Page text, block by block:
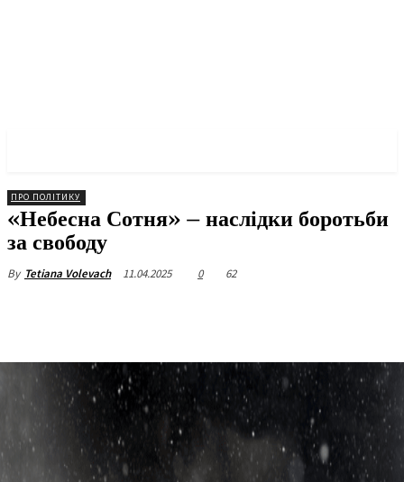
ПРО ПОЛІТИКУ
«Небесна Сотня» – наслідки боротьби
за свободу
By Tetiana Volevach 11.04.2025 0 62